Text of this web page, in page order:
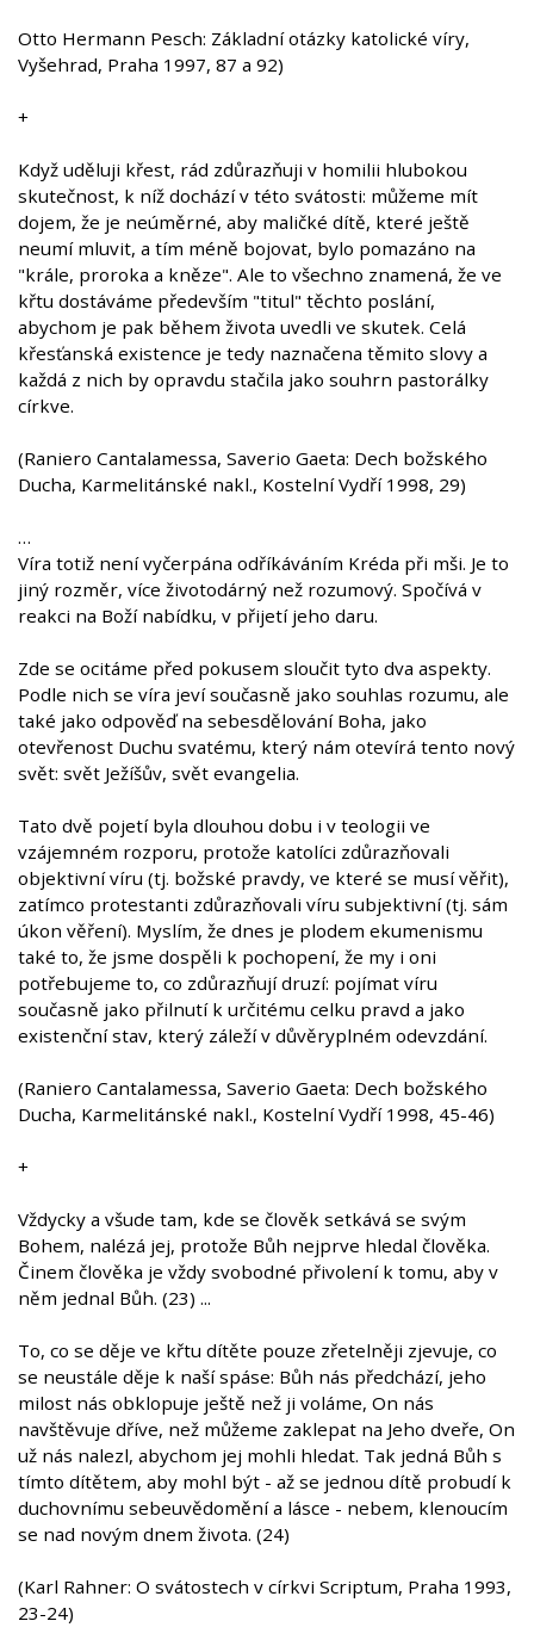
Otto Hermann Pesch: Základní otázky katolické víry,
Vyšehrad, Praha 1997, 87 a 92)
+
Když uděluji křest, rád zdůrazňuji v homilii hlubokou
skutečnost, k níž dochází v této svátosti: můžeme mít
dojem, že je neúměrné, aby maličké dítě, které ještě
neumí mluvit, a tím méně bojovat, bylo pomazáno na
"krále, proroka a kněze". Ale to všechno znamená, že ve
křtu dostáváme především "titul" těchto poslání,
abychom je pak během života uvedli ve skutek. Celá
křesťanská existence je tedy naznačena těmito slovy a
každá z nich by opravdu stačila jako souhrn pastorálky
církve.
(Raniero Cantalamessa, Saverio Gaeta: Dech božského
Ducha, Karmelitánské nakl., Kostelní Vydří 1998, 29)
…
Víra totiž není vyčerpána odříkáváním Kréda při mši. Je to
jiný rozměr, více životodárný než rozumový. Spočívá v
reakci na Boží nabídku, v přijetí jeho daru.
Zde se ocitáme před pokusem sloučit tyto dva aspekty.
Podle nich se víra jeví současně jako souhlas rozumu, ale
také jako odpověď na sebesdělování Boha, jako
otevřenost Duchu svatému, který nám otevírá tento nový
svět: svět Ježíšův, svět evangelia.
Tato dvě pojetí byla dlouhou dobu i v teologii ve
vzájemném rozporu, protože katolíci zdůrazňovali
objektivní víru (tj. božské pravdy, ve které se musí věřit),
zatímco protestanti zdůrazňovali víru subjektivní (tj. sám
úkon věření). Myslím, že dnes je plodem ekumenismu
také to, že jsme dospěli k pochopení, že my i oni
potřebujeme to, co zdůrazňují druzí: pojímat víru
současně jako přilnutí k určitému celku pravd a jako
existenční stav, který záleží v důvěryplném odevzdání.
(Raniero Cantalamessa, Saverio Gaeta: Dech božského
Ducha, Karmelitánské nakl., Kostelní Vydří 1998, 45-46)
+
Vždycky a všude tam, kde se člověk setkává se svým
Bohem, nalézá jej, protože Bůh nejprve hledal člověka.
Činem člověka je vždy svobodné přivolení k tomu, aby v
něm jednal Bůh. (23) ...
To, co se děje ve křtu dítěte pouze zřetelněji zjevuje, co
se neustále děje k naší spáse: Bůh nás předchází, jeho
milost nás obklopuje ještě než ji voláme, On nás
navštěvuje dříve, než můžeme zaklepat na Jeho dveře, On
už nás nalezl, abychom jej mohli hledat. Tak jedná Bůh s
tímto dítětem, aby mohl být - až se jednou dítě probudí k
duchovnímu sebeuvědomění a lásce - nebem, klenoucím
se nad novým dnem života. (24)
(Karl Rahner: O svátostech v církvi Scriptum, Praha 1993,
23-24)